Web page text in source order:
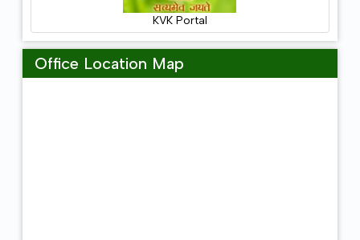
KVK Portal
Office Location Map